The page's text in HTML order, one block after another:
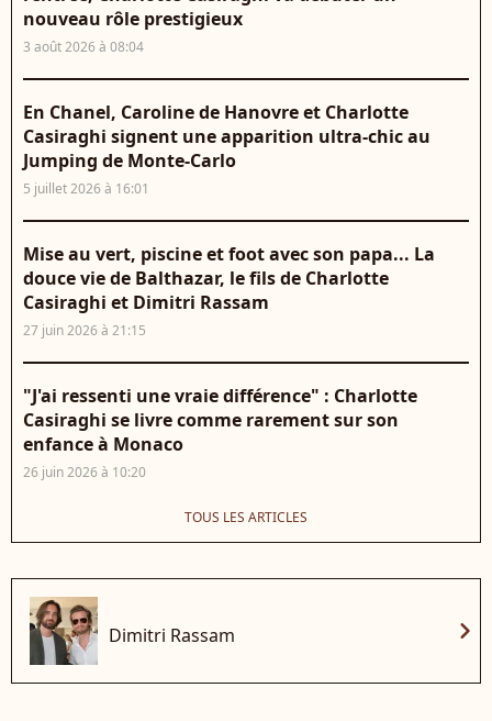
nouveau rôle prestigieux
3 août 2026 à 08:04
En Chanel, Caroline de Hanovre et Charlotte
Casiraghi signent une apparition ultra-chic au
Jumping de Monte-Carlo
5 juillet 2026 à 16:01
Mise au vert, piscine et foot avec son papa... La
douce vie de Balthazar, le fils de Charlotte
Casiraghi et Dimitri Rassam
27 juin 2026 à 21:15
"J'ai ressenti une vraie différence" : Charlotte
Casiraghi se livre comme rarement sur son
enfance à Monaco
26 juin 2026 à 10:20
TOUS LES ARTICLES
Dimitri Rassam chevron_right